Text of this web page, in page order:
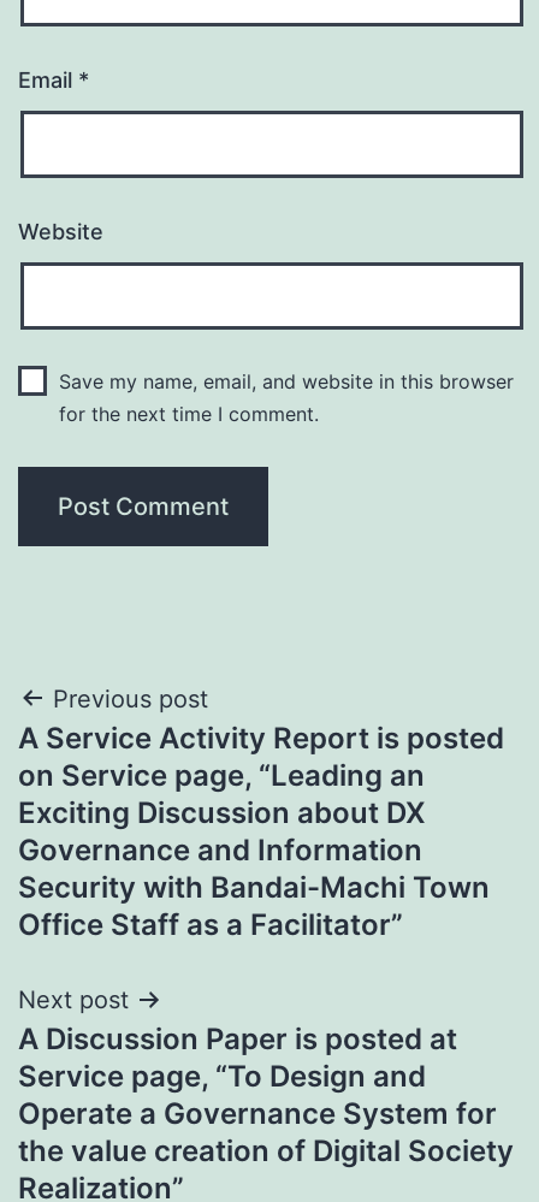
Email *
Website
Save my name, email, and website in this browser
for the next time I comment.
Post
navigation
Previous post
A Service Activity Report is posted
on Service page, “Leading an
Exciting Discussion about DX
Governance and Information
Security with Bandai-Machi Town
Office Staff as a Facilitator”
Next post
A Discussion Paper is posted at
Service page, “To Design and
Operate a Governance System for
the value creation of Digital Society
Realization”